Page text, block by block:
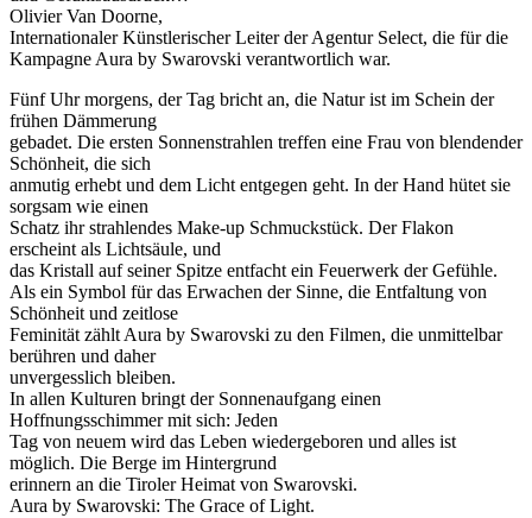
Olivier Van Doorne,
Internationaler Künstlerischer Leiter der Agentur Select, die für die
Kampagne Aura by Swarovski verantwortlich war.
Fünf Uhr morgens, der Tag bricht an, die Natur ist im Schein der
frühen Dämmerung
gebadet. Die ersten Sonnenstrahlen treffen eine Frau von blendender
Schönheit, die sich
anmutig erhebt und dem Licht entgegen geht. In der Hand hütet sie
sorgsam wie einen
Schatz ihr strahlendes Make-up Schmuckstück. Der Flakon
erscheint als Lichtsäule, und
das Kristall auf seiner Spitze entfacht ein Feuerwerk der Gefühle.
Als ein Symbol für das Erwachen der Sinne, die Entfaltung von
Schönheit und zeitlose
Feminität zählt Aura by Swarovski zu den Filmen, die unmittelbar
berühren und daher
unvergesslich bleiben.
In allen Kulturen bringt der Sonnenaufgang einen
Hoffnungsschimmer mit sich: Jeden
Tag von neuem wird das Leben wiedergeboren und alles ist
möglich. Die Berge im Hintergrund
erinnern an die Tiroler Heimat von Swarovski.
Aura by Swarovski: The Grace of Light.